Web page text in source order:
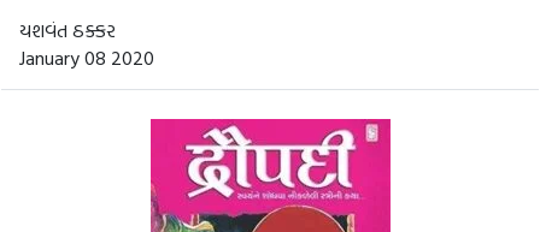
યશવંત ઠક્કર
January 08 2020